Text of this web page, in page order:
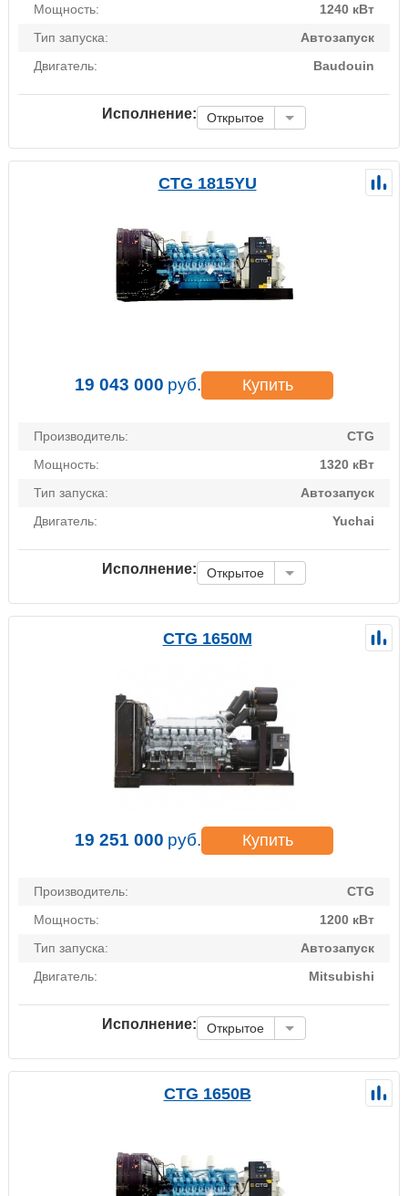
Мощность:
1240 кВт
Тип запуска:
Автозапуск
Двигатель:
Baudouin
Исполнение: Открытое
CTG 1815YU
19 043 000 руб. Купить
Производитель:
CTG
Мощность:
1320 кВт
Тип запуска:
Автозапуск
Двигатель:
Yuchai
Исполнение: Открытое
CTG 1650M
19 251 000 руб. Купить
Производитель:
CTG
Мощность:
1200 кВт
Тип запуска:
Автозапуск
Двигатель:
Mitsubishi
Исполнение: Открытое
CTG 1650B